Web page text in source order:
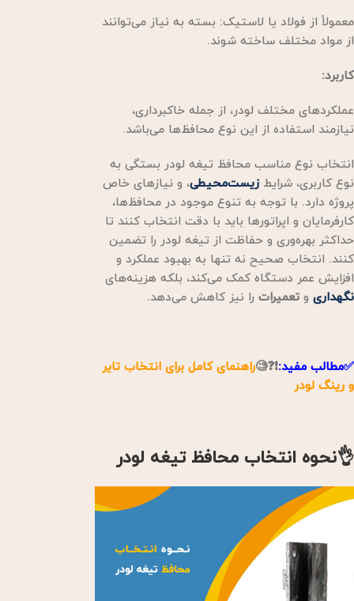
معمولاً از فولاد یا لاستیک: بسته به نیاز می‌توانند
از مواد مختلف ساخته شوند.
کاربرد:
عملکردهای مختلف لودر، از جمله خاکبرداری،
نیازمند استفاده از این نوع محافظ‌ها می‌باشد.
انتخاب نوع مناسب محافظ تیغه لودر بستگی به
نوع کاربری، شرایط زیست‌محیطی، و نیازهای خاص
پروژه دارد. با توجه به تنوع موجود در محافظ‌ها،
کارفرمایان و اپراتورها باید با دقت انتخاب کنند تا
حداکثر بهره‌وری و حفاظت از تیغه لودر را تضمین
کنند. انتخاب صحیح نه تنها به بهبود عملکرد و
افزایش عمر دستگاه کمک می‌کند، بلکه هزینه‌های
نگهداری و تعمیرات را نیز کاهش می‌دهد.
✅مطالب مفید:❗❓🧐راهنمای کامل برای انتخاب تایر
و رینگ لودر
👌نحوه انتخاب محافظ تیغه لودر